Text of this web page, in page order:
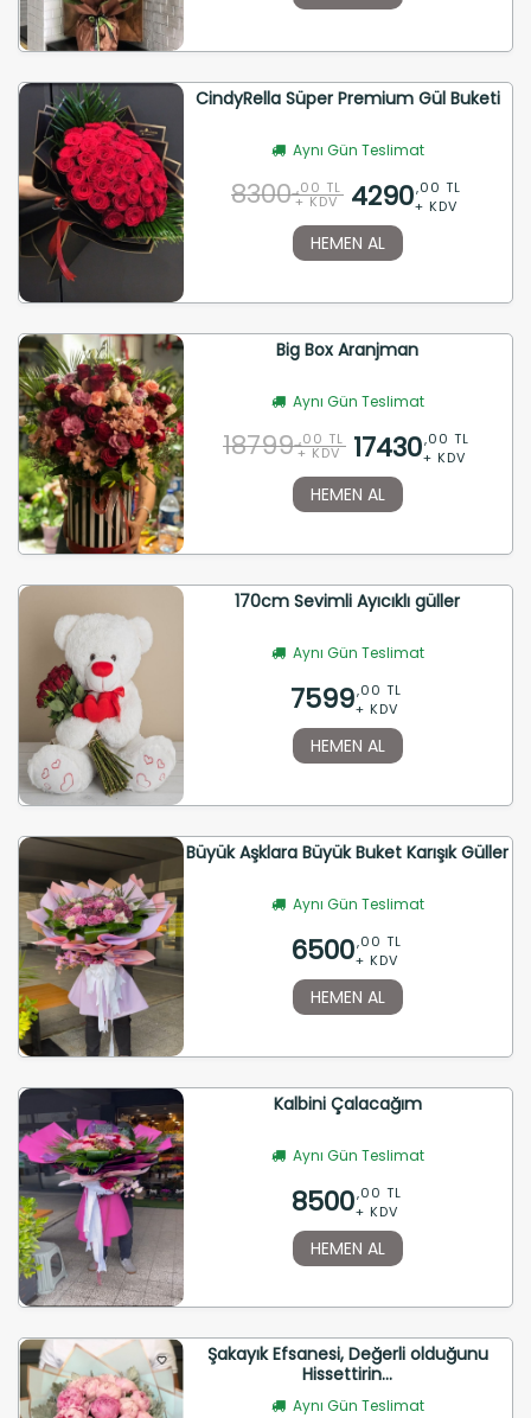
CindyRella Süper Premium Gül Buketi
Aynı Gün Teslimat
8300 ,00 TL
+ KDV 4290,00 TL
+ KDV
HEMEN AL
Big Box Aranjman
Aynı Gün Teslimat
18799 ,00 TL
+ KDV 17430,00 TL
+ KDV
HEMEN AL
170cm Sevimli Ayıcıklı güller
Aynı Gün Teslimat
7599,00 TL
+ KDV
HEMEN AL
Büyük Aşklara Büyük Buket Karışık Güller
Aynı Gün Teslimat
6500,00 TL
+ KDV
HEMEN AL
Kalbini Çalacağım
Aynı Gün Teslimat
8500,00 TL
+ KDV
HEMEN AL
Şakayık Efsanesi, Değerli olduğunu
Hissettirin...
Aynı Gün Teslimat